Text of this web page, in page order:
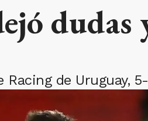
dudas
de Uruguay,